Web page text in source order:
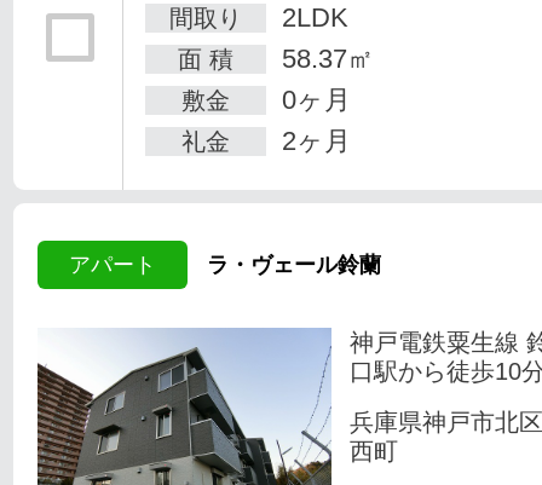
間取り
2LDK
面 積 58.37㎡
敷金 0ヶ月
礼金 2ヶ月
アパート ラ・ヴェール鈴蘭
神戸電鉄粟生線
口駅から徒歩10
兵庫県神戸市北
西町